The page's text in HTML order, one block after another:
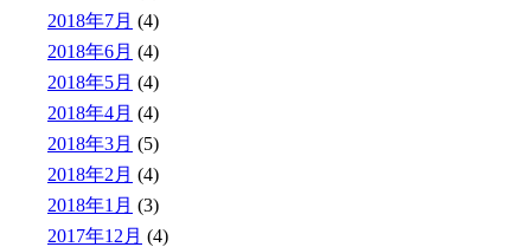
2018年7月 (4)
2018年6月 (4)
2018年5月 (4)
2018年4月 (4)
2018年3月 (5)
2018年2月 (4)
2018年1月 (3)
2017年12月 (4)